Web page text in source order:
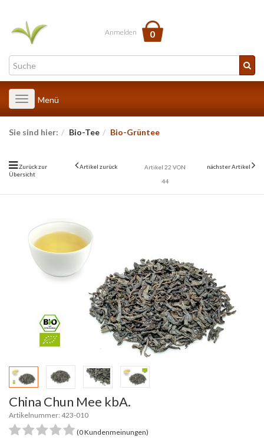
Anmelden 0
Toggle
navigation
Menü
Sie sind hier: Bio-Tee Bio-Grüntee
Zurück zur
Übersicht
Artikel zurück
Artikel 22 VON
44
nächster Artikel
China Chun Mee kbA.
Artikelnummer: 423-010
(0 Kundenmeinungen)